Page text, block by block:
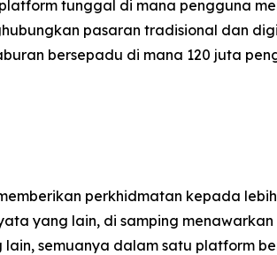
tunggal di mana pengguna
pasaran tradisional dan
bersepadu di mana 120 juta
perkhidmatan kepada
yang lain, di samping menawarkan
semuanya dalam satu platform